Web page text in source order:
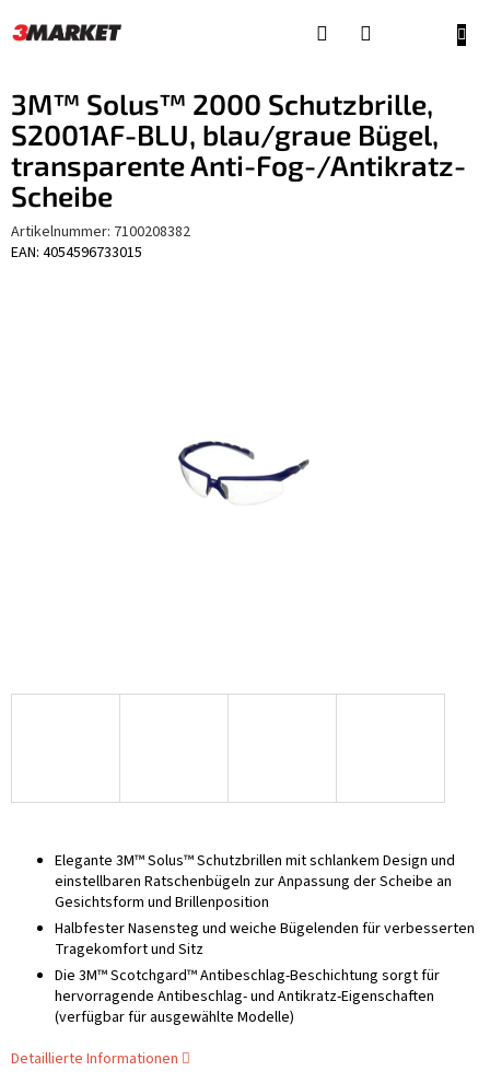
Inhalt
3M™ Solus™ 2000 Schutzbrille,
S2001AF-BLU, blau/graue Bügel,
transparente Anti-Fog-/Antikratz-
Scheibe
Artikelnummer: 7100208382
EAN: 4054596733015
Elegante 3M™ Solus™ Schutzbrillen mit schlankem Design und
einstellbaren Ratschenbügeln zur Anpassung der Scheibe an
Gesichtsform und Brillenposition
Halbfester Nasensteg und weiche Bügelenden für verbesserten
Tragekomfort und Sitz
Die 3M™ Scotchgard™ Antibeschlag-Beschichtung sorgt für
hervorragende Antibeschlag- und Antikratz-Eigenschaften
(verfügbar für ausgewählte Modelle)
Detaillierte Informationen